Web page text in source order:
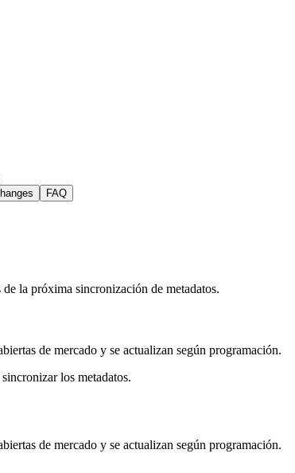
FAQ
la próxima sincronización de metadatos.
de mercado y se actualizan según programación.
los metadatos.
de mercado y se actualizan según programación.